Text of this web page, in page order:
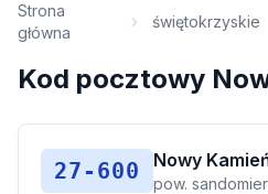
Strona
główna
świętokrzyskie
Kod pocztowy
27-600 Nowy
pow.